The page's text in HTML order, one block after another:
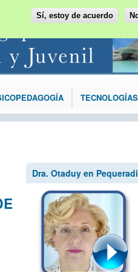
Sí, estoy de acuerdo
TECNOLOGÍAS
Dra. Otaduy en